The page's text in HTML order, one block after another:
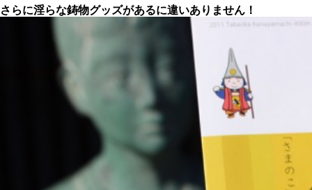
さらに淫らな鋳物グッズがあるに違いありません！